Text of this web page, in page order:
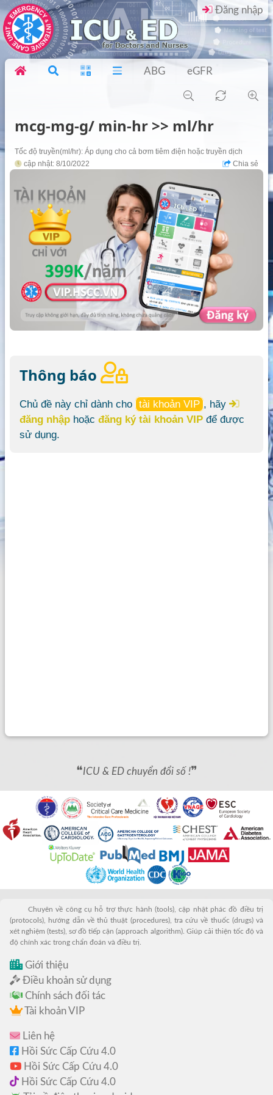
Đăng nhập
ABG eGFR
mcg-mg-g/ min-hr >> ml/hr
Tốc độ truyền(ml/hr): Áp dụng cho cả bơm tiêm điện hoặc truyền dịch
cập nhật: 8/10/2022
Chia sẻ
Thông báo
Chủ đề này chỉ dành cho tài khoản VIP , hãy
đăng nhập hoặc đăng ký tài khoản VIP để được
sử dụng.
❝ICU & ED chuyển đổi số !❞
Chuyên về công cụ hỗ trợ thực hành (tools), cập nhật phác đồ điều trị
(protocols), hướng dẫn về thủ thuật (procedures), tra cứu về thuốc (drugs) và
xét nghiệm (tests), sơ đồ tiếp cận (approach algorithm). Giúp cải thiện tốc độ và
độ chính xác trong chẩn đoán và điều trị.
Giới thiệu
Điều khoản sử dụng
Chính sách đối tác
Tài khoản VIP
Liên hệ
Hồi Sức Cấp Cứu 4.0
Hồi Sức Cấp Cứu 4.0
Hồi Sức Cấp Cứu 4.0